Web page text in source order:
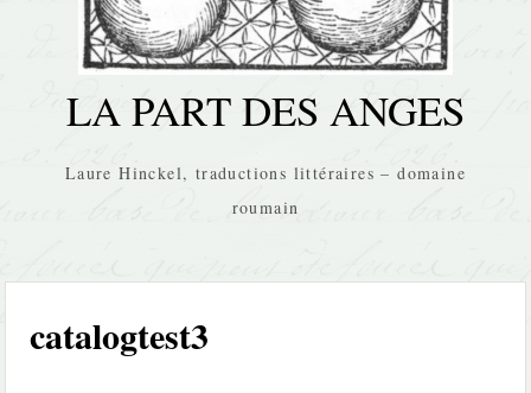
LA PART DES ANGES
Laure Hinckel, traductions littéraires – domaine
roumain
catalogtest3